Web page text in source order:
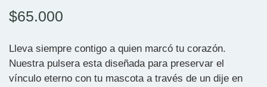
$65.000
Lleva siempre contigo a quien marcó tu corazón.
Nuestra pulsera esta diseñada para preservar el
vínculo eterno con tu mascota a través de un dije en